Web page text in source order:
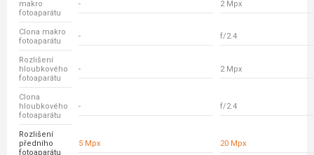
makro
fotoaparátu
- 2 Mpx
Clona makro
fotoaparátu
- f/2.4
Rozlišení
hloubkového
fotoaparátu
- 2 Mpx
Clona
hloubkového
fotoaparátu
- f/2.4
Rozlišení
předního
fotoaparátu
5 Mpx 20 Mpx